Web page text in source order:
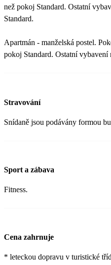
než pokoj Standard. Ostatní
Standard.
Apartmán - manželská postel.
pokoj Standard. Ostatní vybavení
Stravování
Snídaně jsou podávány formou
Sport a zábava
Fitness.
Cena zahrnuje
* leteckou dopravu v turistické